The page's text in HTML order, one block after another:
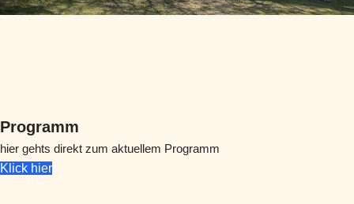
Programm
hier gehts direkt zum aktuellem Programm
Klick hier